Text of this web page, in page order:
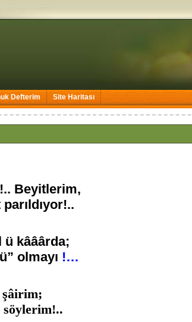
Defterim Site Haritası
Beyitlerim,
ü kââârda;
olmayı !…
şâirim;
söylerim!..